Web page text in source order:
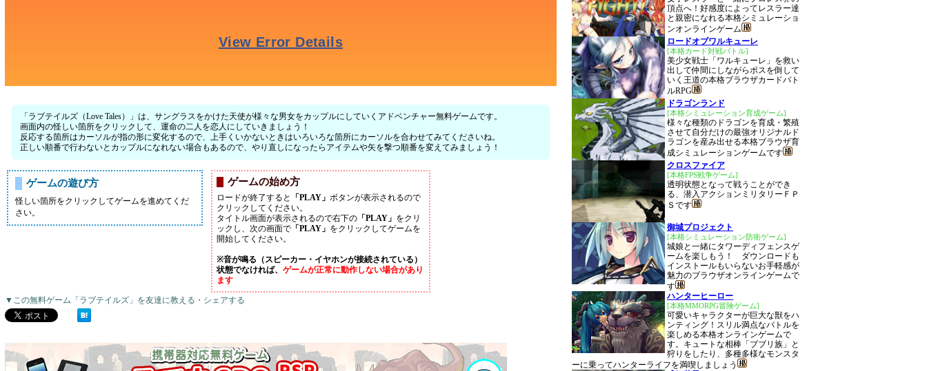
「ラブテイルズ（Love Tales）」は、サングラスをかけた天使が様々な男女をカップルにしていくアドベンチャー無料ゲームです。
画面内の怪しい箇所をクリックして、運命の二人を恋人にしていきましょう！
反応する箇所はカーソルが指の形に変化するので、上手くいかないときはいろいろな箇所にカーソルを合わせてみてくださいね。
正しい順番で行わないとカップルになれない場合もあるので、やり直しになったらアイテムや矢を撃つ順番を変えてみましょう！
ゲームの遊び方
怪しい箇所をクリックしてゲームを進めてくだ
さい。
ゲームの始め方
ロードが終了すると 「PLAY」 ボタンが表示されるので
クリックしてください。
タイトル画面が表示されるので右下の 「PLAY」 をクリ
ックし、次の画面で 「PLAY」 をクリックしてゲームを
開始してください。
※音が鳴る（スピーカー・イヤホンが接続されている）
状態でなければ、 ゲームが正常に動作しない場合があり
ます
▼この無料ゲーム「ラブテイルズ」を友達に教える・シェアする
頂点へ！好感度によってレスラー達
と親密になれる本格シミュレーショ
ンオンラインゲーム
ロードオブワルキューレ
[本格カード対戦バトル]
美少女戦士「ワルキューレ」を救い
出して仲間にしながらボスを倒して
いく王道の本格ブラウザカードバト
ルRPG
ドラゴンランド
[本格シミュレーション育成ゲーム]
様々な種類のドラゴンを育成・繁殖
させて自分だけの最強オリジナルド
ラゴンを産み出せる本格ブラウザ育
成シミュレーションゲームです
クロスファイア
[本格FPS戦争ゲーム]
透明状態となって戦うことができ
る、潜入アクションミリタリーＦＰ
Ｓです
御城プロジェクト
[本格シミュレーション防衛ゲーム]
城娘と一緒にタワーディフェンスゲ
ームを楽しもう！ ダウンロードも
インストールもいらないお手軽感が
魅力のブラウザオンラインゲームで
す
ハンターヒーロー
[本格MMORPG冒険ゲーム]
可愛いキャラクターが巨大な獣をハ
ンティング！スリル満点なバトルを
楽しめる本格オンラインゲームで
す。キュートな相棒「ブブリ族」と
狩りをしたり、多種多様なモンスタ
ーに乗ってハンターライフを満喫しましょう